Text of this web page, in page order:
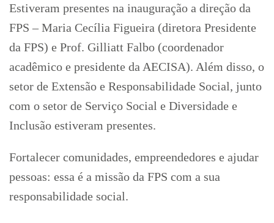
Estiveram presentes na inauguração a direção da
FPS – Maria Cecília Figueira (diretora Presidente
da FPS) e Prof. Gilliatt Falbo (coordenador
acadêmico e presidente da AECISA). Além disso, o
setor de Extensão e Responsabilidade Social, junto
com o setor de Serviço Social e Diversidade e
Inclusão estiveram presentes.
Fortalecer comunidades, empreendedores e ajudar
pessoas: essa é a missão da FPS com a sua
responsabilidade social.